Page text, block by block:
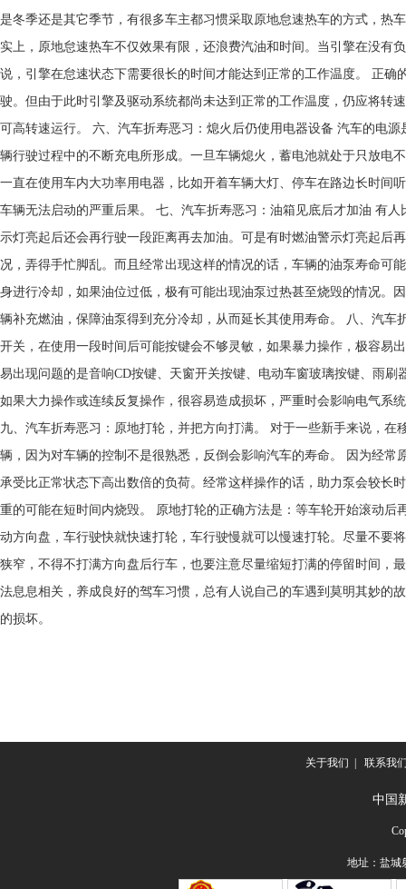
是冬季还是其它季节，有很多车主都习惯采取原地怠速热车的方式，热
实上，原地怠速热车不仅效果有限，还浪费汽油和时间。当引擎在没有
说，引擎在怠速状态下需要很长的时间才能达到正常的工作温度。 正确
驶。但由于此时引擎及驱动系统都尚未达到正常的工作温度，仍应将转
可高转速运行。 六、汽车折寿恶习：熄火后仍使用电器设备 汽车的电
辆行驶过程中的不断充电所形成。一旦车辆熄火，蓄电池就处于只放电
一直在使用车内大功率用电器，比如开着车辆大灯、停车在路边长时间
车辆无法启动的严重后果。 七、汽车折寿恶习：油箱见底后才加油 有
示灯亮起后还会再行驶一段距离再去加油。可是有时燃油警示灯亮起后
况，弄得手忙脚乱。而且经常出现这样的情况的话，车辆的油泵寿命可
身进行冷却，如果油位过低，极有可能出现油泵过热甚至烧毁的情况。
辆补充燃油，保障油泵得到充分冷却，从而延长其使用寿命。 八、汽车
开关，在使用一段时间后可能按键会不够灵敏，如果暴力操作，极容易
易出现问题的是音响CD按键、天窗开关按键、电动车窗玻璃按键、雨
如果大力操作或连续反复操作，很容易造成损坏，严重时会影响电气系
九、汽车折寿恶习：原地打轮，并把方向打满。 对于一些新手来说，在
辆，因为对车辆的控制不是很熟悉，反倒会影响汽车的寿命。 因为经常
承受比正常状态下高出数倍的负荷。经常这样操作的话，助力泵会较长
重的可能在短时间内烧毁。 原地打轮的正确方法是：等车轮开始滚动后
动方向盘，车行驶快就快速打轮，车行驶慢就可以慢速打轮。尽量不要
狭窄，不得不打满方向盘后行车，也要注意尽量缩短打满的停留时间，
法息息相关，养成良好的驾车习惯，总有人说自己的车遇到莫明其妙的
的损坏。
关于我们 联系我
中国
地址：盐城